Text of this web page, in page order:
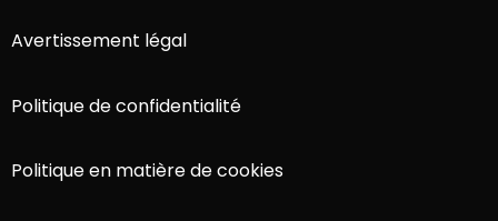
Avertissement légal
Politique de confidentialité
Politique en matière de cookies